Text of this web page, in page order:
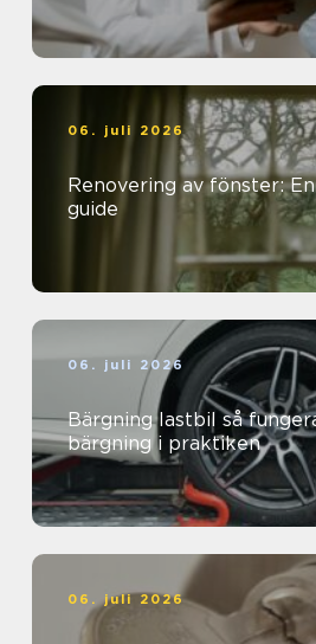
06. juli 2026
Renovering av fönster:
guide
06. juli 2026
Bärgning lastbil så fungerar tung
bärgning i praktiken
06. juli 2026